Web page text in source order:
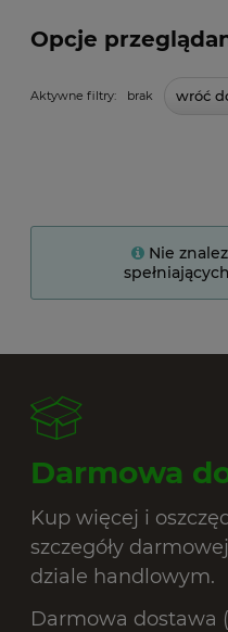
Opcje
Aktywne filtry: brak wróć
Nie
Darmowa
Kup więcej i
szczegóły
dziale handlowym.
Darmowa dostawa